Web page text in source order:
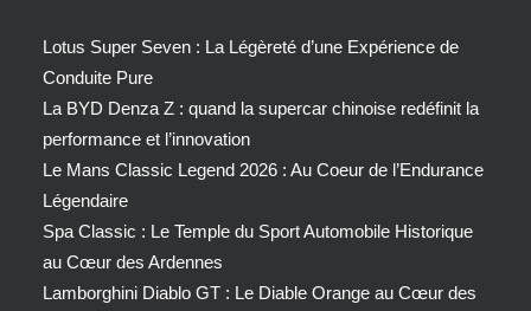
Lotus Super Seven : La Légèreté d’une Expérience de
Conduite Pure
La BYD Denza Z : quand la supercar chinoise redéfinit la
performance et l’innovation
Le Mans Classic Legend 2026 : Au Coeur de l’Endurance
Légendaire
Spa Classic : Le Temple du Sport Automobile Historique
au Cœur des Ardennes
Lamborghini Diablo GT : Le Diable Orange au Cœur des